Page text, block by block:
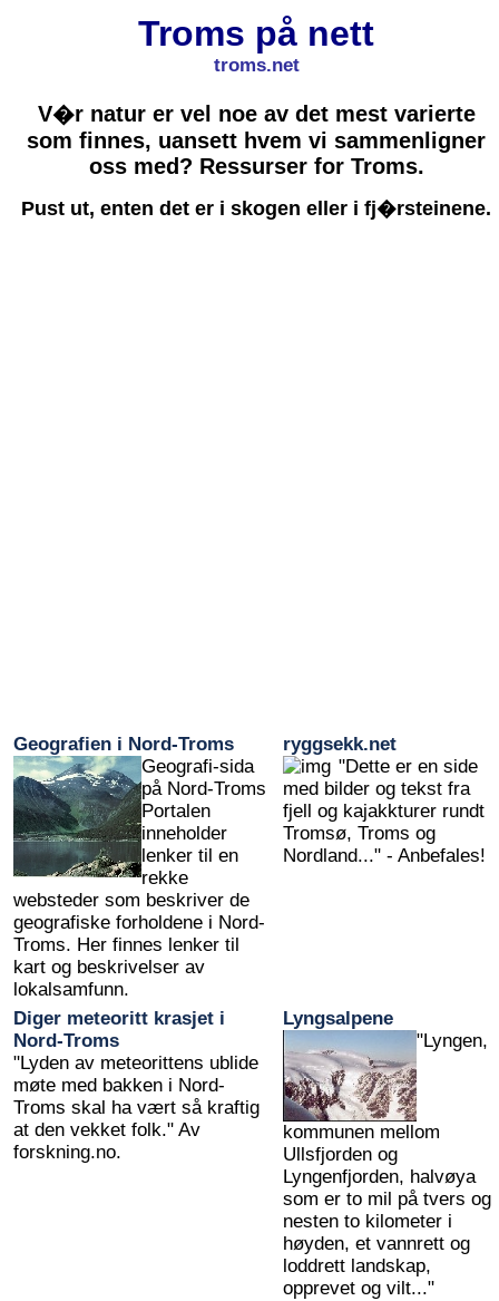
Troms på nett
troms.net
V�r natur er vel noe av det mest varierte
som finnes, uansett hvem vi sammenligner
oss med? Ressurser for Troms.
Pust ut, enten det er i skogen eller i fj�rsteinene.
Geografien i Nord-Troms
Geografi-sida
på Nord-Troms
Portalen
inneholder
lenker til en
rekke
websteder som beskriver de
geografiske forholdene i Nord-
Troms. Her finnes lenker til
kart og beskrivelser av
lokalsamfunn.
ryggsekk.net
"Dette er en side
med bilder og tekst fra
fjell og kajakkturer rundt
Tromsø, Troms og
Nordland..." - Anbefales!
Diger meteoritt krasjet i
Nord-Troms
"Lyden av meteorittens ublide
møte med bakken i Nord-
Troms skal ha vært så kraftig
at den vekket folk." Av
forskning.no.
Lyngsalpene
"Lyngen,
kommunen mellom
Ullsfjorden og
Lyngenfjorden, halvøya
som er to mil på tvers og
nesten to kilometer i
høyden, et vannrett og
loddrett landskap,
opprevet og vilt..."